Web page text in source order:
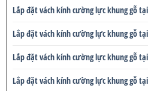
Lắp đặt vách kính cường lực khung gỗ
Lắp đặt vách kính cường lực khung gỗ
Lắp đặt vách kính cường lực khung gỗ
Lắp đặt vách kính cường lực khung gỗ tại